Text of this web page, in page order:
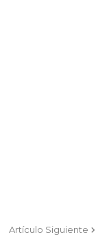
Artículo Siguiente